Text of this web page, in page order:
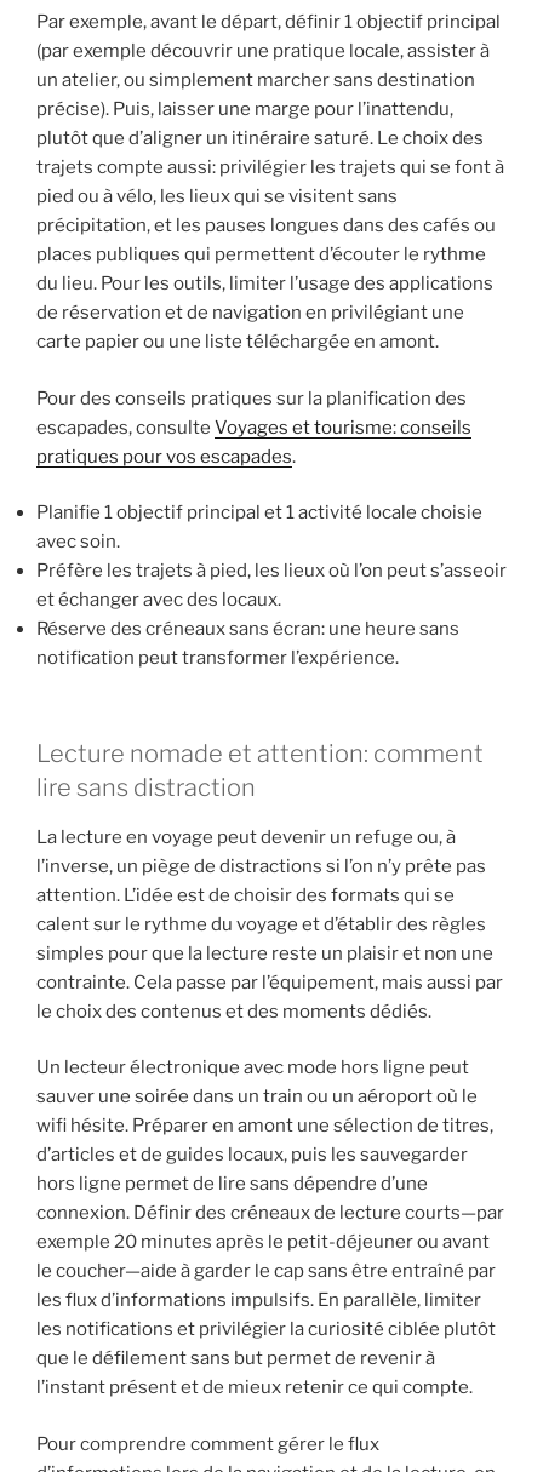
Par exemple, avant le départ, définir 1 objectif principal
(par exemple découvrir une pratique locale, assister à
un atelier, ou simplement marcher sans destination
précise). Puis, laisser une marge pour l’inattendu,
plutôt que d’aligner un itinéraire saturé. Le choix des
trajets compte aussi: privilégier les trajets qui se font à
pied ou à vélo, les lieux qui se visitent sans
précipitation, et les pauses longues dans des cafés ou
places publiques qui permettent d’écouter le rythme
du lieu. Pour les outils, limiter l’usage des applications
de réservation et de navigation en privilégiant une
carte papier ou une liste téléchargée en amont.
Pour des conseils pratiques sur la planification des
escapades, consulte Voyages et tourisme: conseils
pratiques pour vos escapades.
Planifie 1 objectif principal et 1 activité locale choisie
avec soin.
Préfère les trajets à pied, les lieux où l’on peut s’asseoir
et échanger avec des locaux.
Réserve des créneaux sans écran: une heure sans
notification peut transformer l’expérience.
Lecture nomade et attention: comment
lire sans distraction
La lecture en voyage peut devenir un refuge ou, à
l’inverse, un piège de distractions si l’on n’y prête pas
attention. L’idée est de choisir des formats qui se
calent sur le rythme du voyage et d’établir des règles
simples pour que la lecture reste un plaisir et non une
contrainte. Cela passe par l’équipement, mais aussi par
le choix des contenus et des moments dédiés.
Un lecteur électronique avec mode hors ligne peut
sauver une soirée dans un train ou un aéroport où le
wifi hésite. Préparer en amont une sélection de titres,
d’articles et de guides locaux, puis les sauvegarder
hors ligne permet de lire sans dépendre d’une
connexion. Définir des créneaux de lecture courts—par
exemple 20 minutes après le petit-déjeuner ou avant
le coucher—aide à garder le cap sans être entraîné par
les flux d’informations impulsifs. En parallèle, limiter
les notifications et privilégier la curiosité ciblée plutôt
que le défilement sans but permet de revenir à
l’instant présent et de mieux retenir ce qui compte.
Pour comprendre comment gérer le flux